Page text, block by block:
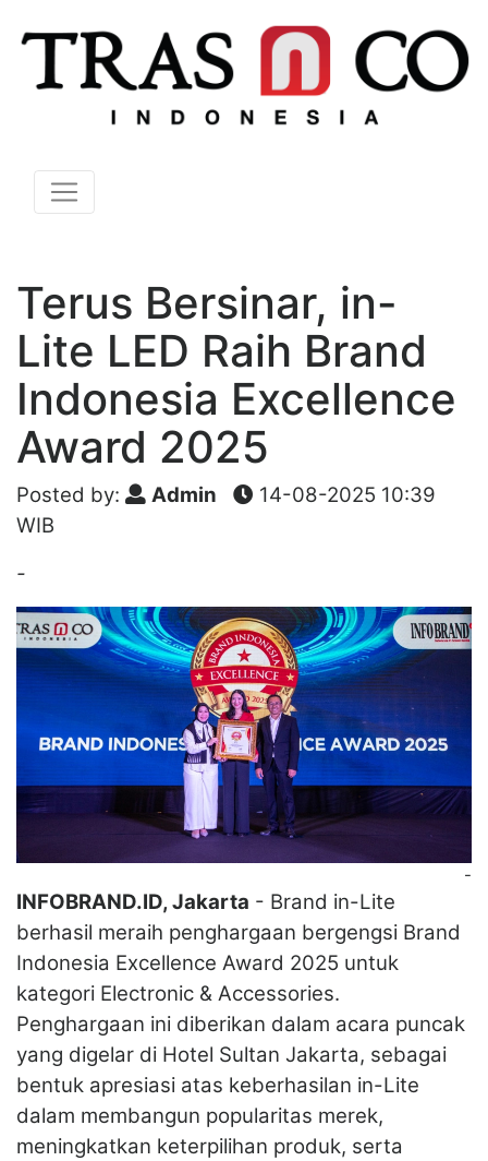
Terus Bersinar, in-
Lite LED Raih Brand
Indonesia Excellence
Award 2025
Posted by: Admin
14-08-2025 10:39
WIB
-
-
INFOBRAND.ID, Jakarta - Brand in-Lite
berhasil meraih penghargaan bergengsi Brand
Indonesia Excellence Award 2025 untuk
kategori Electronic & Accessories.
Penghargaan ini diberikan dalam acara puncak
yang digelar di Hotel Sultan Jakarta, sebagai
bentuk apresiasi atas keberhasilan in-Lite
dalam membangun popularitas merek,
meningkatkan keterpilihan produk, serta